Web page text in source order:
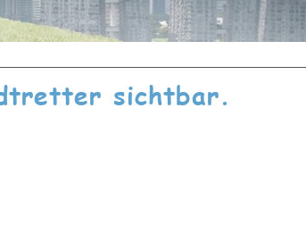
sichtbar.